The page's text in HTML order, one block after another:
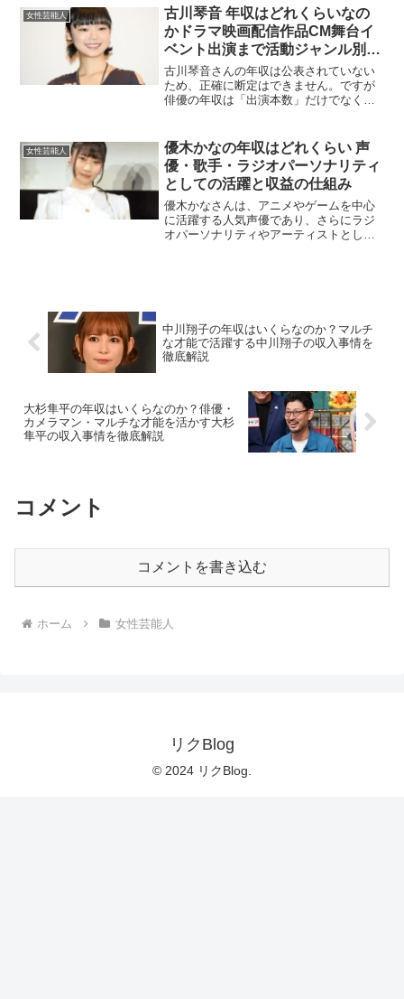
グッズやイベント展開など、柔軟な活動
スタイルで支持を...
女性芸能人
古川琴音 年収はどれくらいなの
かドラマ映画配信作品CM舞台イ
ベント出演まで活動ジャンル別に
収入源を整理して推定年収レンジ
と上振れしやすい年の条件をわか
りやすく解説
古川琴音さんの年収は公表されていない
ため、正確に断定はできません。ですが
俳優の年収は「出演本数」だけでなく、
く変わります。この記事では、古川琴音
さんの年収を活動ジャン...
女性芸能人
優木かなの年収はどれくらい 声
優・歌手・ラジオパーソナリティ
としての活躍と収益の仕組み
優木かなさんは、アニメやゲームを中心
に活躍する人気声優であり、さらにラジ
オパーソナリティやアーティストとして
中川翔子の年収はいくらなのか？マルチ
な才能で活躍する中川翔子の収入事情を
徹底解説
大杉隼平の年収はいくらなのか？俳優・
カメラマン・マルチな才能を活かす大杉
隼平の収入事情を徹底解説
コメント
コメントを書き込む
ホーム 女性芸能人
リクBlog
© 2024 リクBlog.